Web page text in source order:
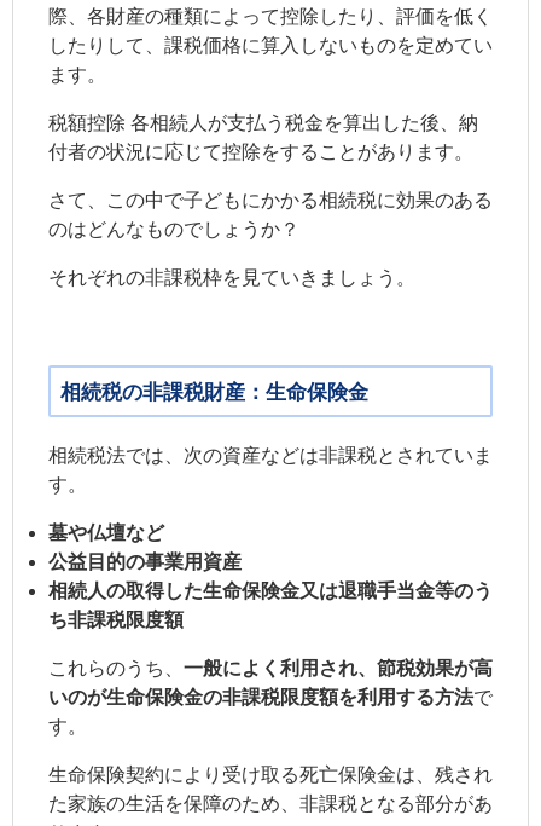
際、各財産の種類によって控除したり、評価を低く
したりして、課税価格に算入しないものを定めてい
ます。
税額控除 各相続人が支払う税金を算出した後、納
付者の状況に応じて控除をすることがあります。
さて、この中で子どもにかかる相続税に効果のある
のはどんなものでしょうか？
それぞれの非課税枠を見ていきましょう。
相続税の非課税財産：生命保険金
相続税法では、次の資産などは非課税とされていま
す。
墓や仏壇など
公益目的の事業用資産
相続人の取得した生命保険金又は退職手当金等のう
ち非課税限度額
これらのうち、 一般によく利用され、節税効果が高
いのが生命保険金の非課税限度額を利用する方法で
す。
生命保険契約により受け取る死亡保険金は、残され
た家族の生活を保障のため、非課税となる部分があ